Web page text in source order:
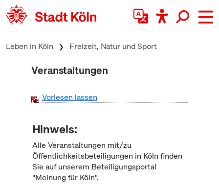
zum Inhalt springen
Leben in Köln Freizeit, Natur und Sport
Veranstaltungen
Vorlesen lassen
Hinweis:
Alle Veranstaltungen mit/zu
Öffentlichkeitsbeteiligungen in Köln finden
Sie auf unserem Beteiligungsportal
"Meinung für Köln".